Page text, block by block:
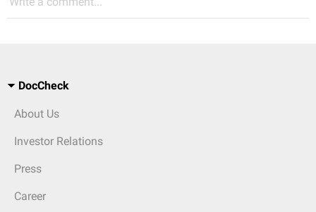
DocCheck
About Us
Investor Relations
Press
Career